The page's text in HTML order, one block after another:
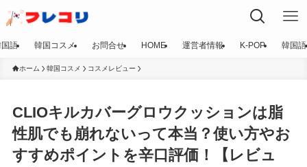
語 韓国コスメ お問合せ HOME 運営者情報 K-POP 韓国語
ホーム 韓国コスメ コスメレビュー
CLIOキルカバーグロウクッションは脂
性肌でも崩れないって本当？使い方やお
すすめポイントを辛口評価！【レビュ